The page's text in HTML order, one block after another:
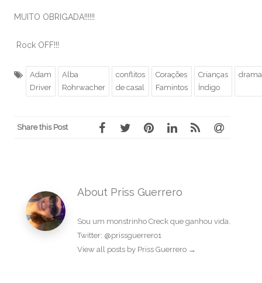
MUITO OBRIGADA!!!!!!
Rock OFF!!!
Adam
Driver
Alba
Rohrwacher
conflitos
de casal
Corações
Famintos
Crianças
Índigo
drama
Share this Post
About Priss Guerrero
Sou um monstrinho Creck que ganhou vida.
Twitter: @prissguerrero1
View all posts by Priss Guerrero →